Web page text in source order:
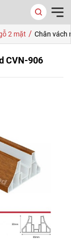
2 mặt / Chân vách
CVN-906